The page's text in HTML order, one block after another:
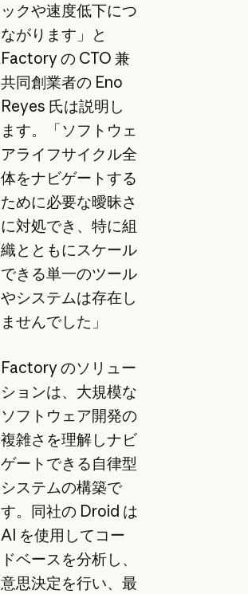
ックや速度低下につ
ながります」と
Factory の CTO 兼
共同創業者の Eno
Reyes 氏は説明し
ます。「ソフトウェ
アライフサイクル全
体をナビゲートする
ために必要な曖昧さ
に対処でき、特に組
織とともにスケール
できる単一のツール
やシステムは存在し
ませんでした」
Factory のソリュー
ションは、大規模な
ソフトウェア開発の
複雑さを理解しナビ
ゲートできる自律型
システムの構築で
す。同社の Droid は
AI を使用してコー
ドベースを分析し、
意思決定を行い、最